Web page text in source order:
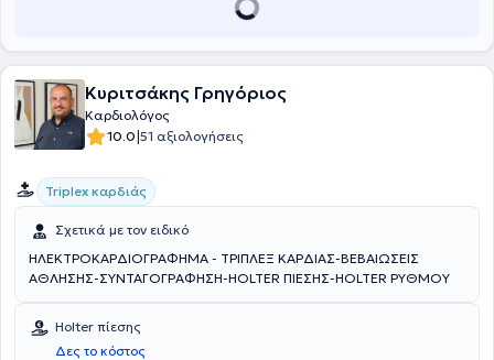
Κυριτσάκης Γρηγόριος
Καρδιολόγος
10.0|51 αξιολογήσεις
Triplex καρδιάς
Σχετικά με τον ειδικό
ΗΛΕΚΤΡΟΚΑΡΔΙΟΓΡΑΦΗΜΑ - ΤΡΙΠΛΕΞ ΚΑΡΔΙΑΣ-ΒΕΒΑΙΩΣΕΙΣ
ΑΘΛΗΣΗΣ-ΣΥΝΤΑΓΟΓΡΑΦΗΣΗ-HOLTER ΠΙΕΣΗΣ-HOLTER ΡΥΘΜΟΥ
Holter πίεσης
Δες το κόστος